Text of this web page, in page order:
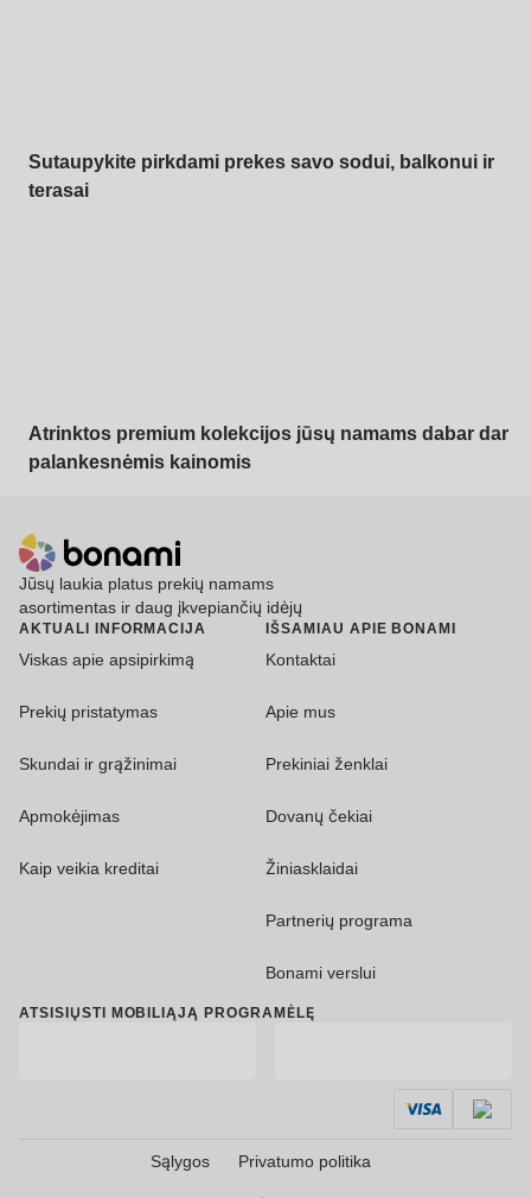
Sutaupykite pirkdami prekes savo sodui, balkonui ir
terasai
Atrinktos premium kolekcijos jūsų namams dabar dar
palankesnėmis kainomis
Jūsų laukia platus prekių namams
asortimentas ir daug įkvepiančių idėjų
AKTUALI INFORMACIJA
Viskas apie apsipirkimą
Prekių pristatymas
Skundai ir grąžinimai
Apmokėjimas
Kaip veikia kreditai
IŠSAMIAU APIE BONAMI
Kontaktai
Apie mus
Prekiniai ženklai
Dovanų čekiai
Žiniasklaidai
Partnerių programa
Bonami verslui
ATSISIŲSTI MOBILIĄJĄ PROGRAMĖLĘ
Sąlygos Privatumo politika